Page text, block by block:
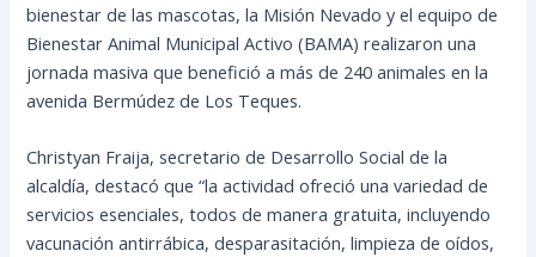
bienestar de las mascotas, la Misión Nevado y el equipo de
Bienestar Animal Municipal Activo (BAMA) realizaron una
jornada masiva que benefició a más de 240 animales en la
avenida Bermúdez de Los Teques.
Christyan Fraija, secretario de Desarrollo Social de la
alcaldía, destacó que “la actividad ofreció una variedad de
servicios esenciales, todos de manera gratuita, incluyendo
vacunación antirrábica, desparasitación, limpieza de oídos,